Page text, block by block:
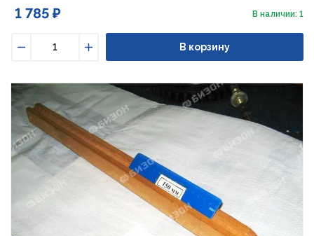
1 785 ₽ В наличии: 1
Увеличить
В корзину